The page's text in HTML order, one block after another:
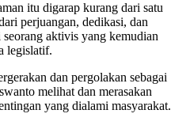
itu digarap kurang dari satu
perjuangan, dedikasi, dan
aktivis yang kemudian
legislatif.
dan pergolakan sebagai
melihat dan merasakan
yang dialami masyarakat.